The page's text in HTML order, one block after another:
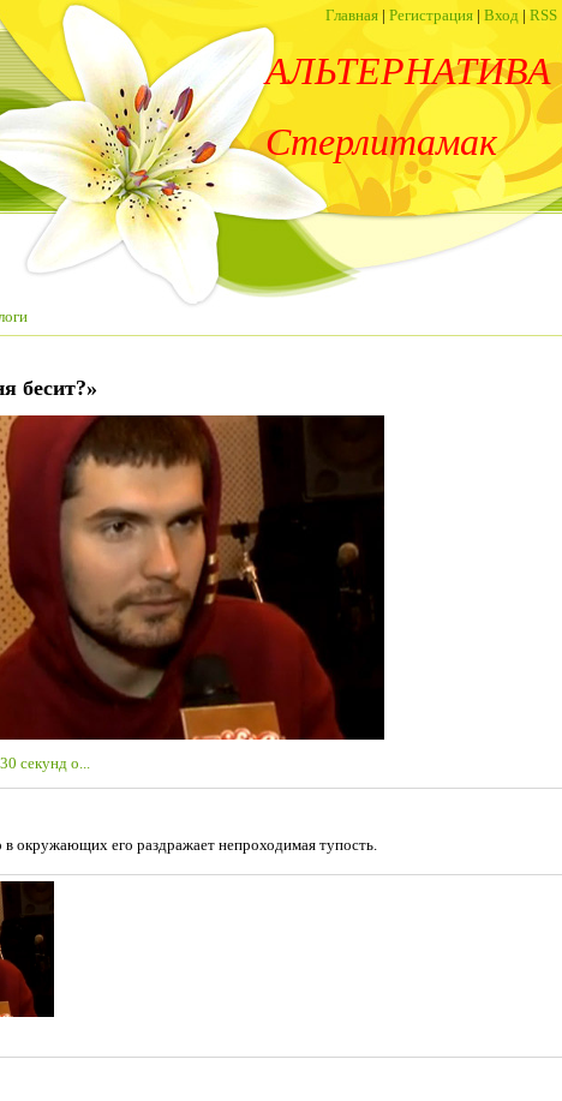
Главная | Регистрация | Вход | RSS
АЛЬТЕРНАТИВА
Стерлитамак
бесит?»
30 секунд о...
в окружающих его раздражает непроходимая тупость.